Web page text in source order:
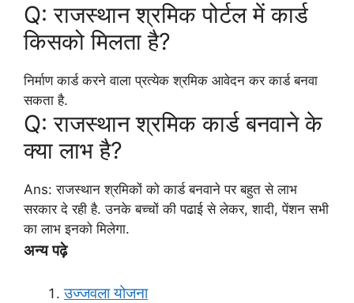
Q: राजस्थान श्रमिक पोर्टल में कार्ड
किसको मिलता है?
निर्माण कार्ड करने वाला प्रत्येक श्रमिक आवेदन कर कार्ड बनवा
सकता है.
Q: राजस्थान श्रमिक कार्ड बनवाने के
क्या लाभ है?
Ans: राजस्थान श्रमिकों को कार्ड बनवाने पर बहुत से लाभ
सरकार दे रही है. उनके बच्चों की पढाई से लेकर, शादी, पेंशन सभी
का लाभ इनको मिलेगा.
अन्य पढ़े
उज्जवला योजना